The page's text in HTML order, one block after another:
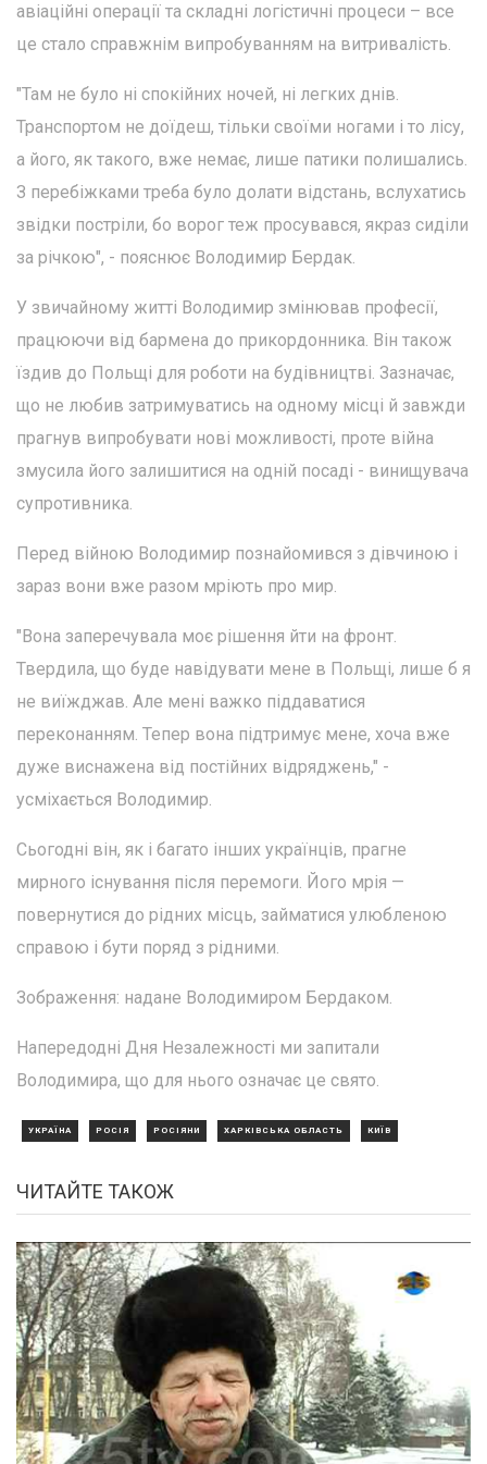
авіаційні операції та складні логістичні процеси – все
це стало справжнім випробуванням на витривалість.
"Там не було ні спокійних ночей, ні легких днів.
Транспортом не доїдеш, тільки своїми ногами і то лісу,
а його, як такого, вже немає, лише патики полишались.
З перебіжками треба було долати відстань, вслухатись
звідки постріли, бо ворог теж просувався, якраз сиділи
за річкою", - пояснює Володимир Бердак.
У звичайному житті Володимир змінював професії,
працюючи від бармена до прикордонника. Він також
їздив до Польщі для роботи на будівництві. Зазначає,
що не любив затримуватись на одному місці й завжди
прагнув випробувати нові можливості, проте війна
змусила його залишитися на одній посаді - винищувача
супротивника.
Перед війною Володимир познайомився з дівчиною і
зараз вони вже разом мріють про мир.
"Вона заперечувала моє рішення йти на фронт.
Твердила, що буде навідувати мене в Польщі, лише б я
не виїжджав. Але мені важко піддаватися
переконанням. Тепер вона підтримує мене, хоча вже
дуже виснажена від постійних відряджень," -
усміхається Володимир.
Сьогодні він, як і багато інших українців, прагне
мирного існування після перемоги. Його мрія —
повернутися до рідних місць, займатися улюбленою
справою і бути поряд з рідними.
Зображення: надане Володимиром Бердаком.
Напередодні Дня Незалежності ми запитали
Володимира, що для нього означає це свято.
УКРАЇНА РОСІЯ РОСІЯНИ ХАРКІВСЬКА ОБЛАСТЬ КИЇВ
ЧИТАЙТЕ ТАКОЖ